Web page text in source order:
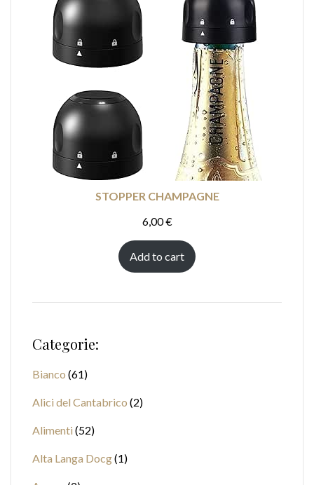
STOPPER CHAMPAGNE
6,00€
Add to cart
Categorie:
Bianco 61
Alici del Cantabrico 2
Alimenti 52
Alta Langa Docg 1